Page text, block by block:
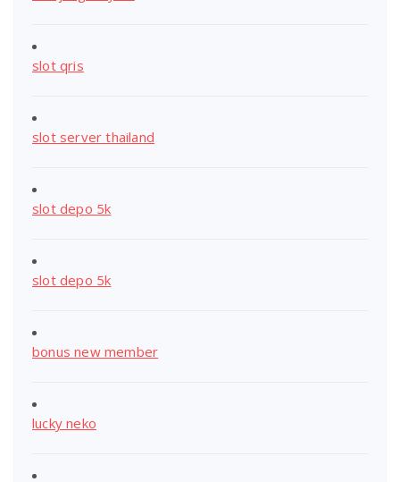
slot qris
slot server thailand
slot depo 5k
slot depo 5k
bonus new member
lucky neko